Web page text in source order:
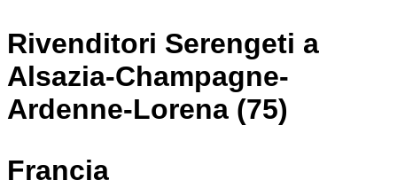
Rivenditori Serengeti a
Alsazia-Champagne-
Ardenne-Lorena (75)
Francia